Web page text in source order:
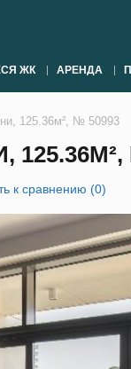
ЖК АРЕНДА
125.36м², № 50993
к сравнению (0)